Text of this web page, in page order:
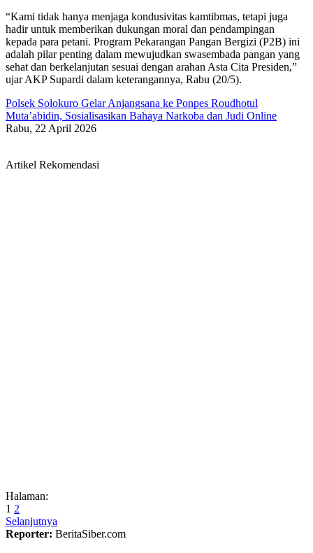
“Kami tidak hanya menjaga kondusivitas kamtibmas, tetapi juga
hadir untuk memberikan dukungan moral dan pendampingan
kepada para petani. Program Pekarangan Pangan Bergizi (P2B) ini
adalah pilar penting dalam mewujudkan swasembada pangan yang
sehat dan berkelanjutan sesuai dengan arahan Asta Cita Presiden,”
ujar AKP Supardi dalam keterangannya, Rabu (20/5).
Polsek Solokuro Gelar Anjangsana ke Ponpes Roudhotul
Muta’abidin, Sosialisasikan Bahaya Narkoba dan Judi Online
Rabu, 22 April 2026
Artikel Rekomendasi
Halaman:
1 2
Selanjutnya
Reporter: BeritaSiber.com